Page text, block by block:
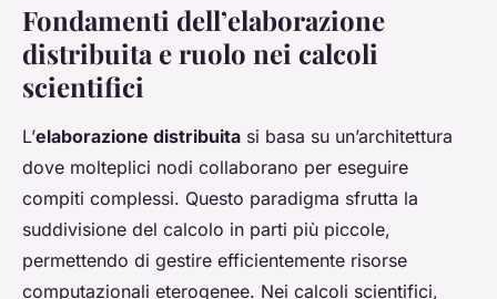
Fondamenti dell’elaborazione
distribuita e ruolo nei calcoli
scientifici
L’elaborazione distribuita si basa su un’architettura
dove molteplici nodi collaborano per eseguire
compiti complessi. Questo paradigma sfrutta la
suddivisione del calcolo in parti più piccole,
permettendo di gestire efficientemente risorse
computazionali eterogenee. Nei calcoli scientifici,